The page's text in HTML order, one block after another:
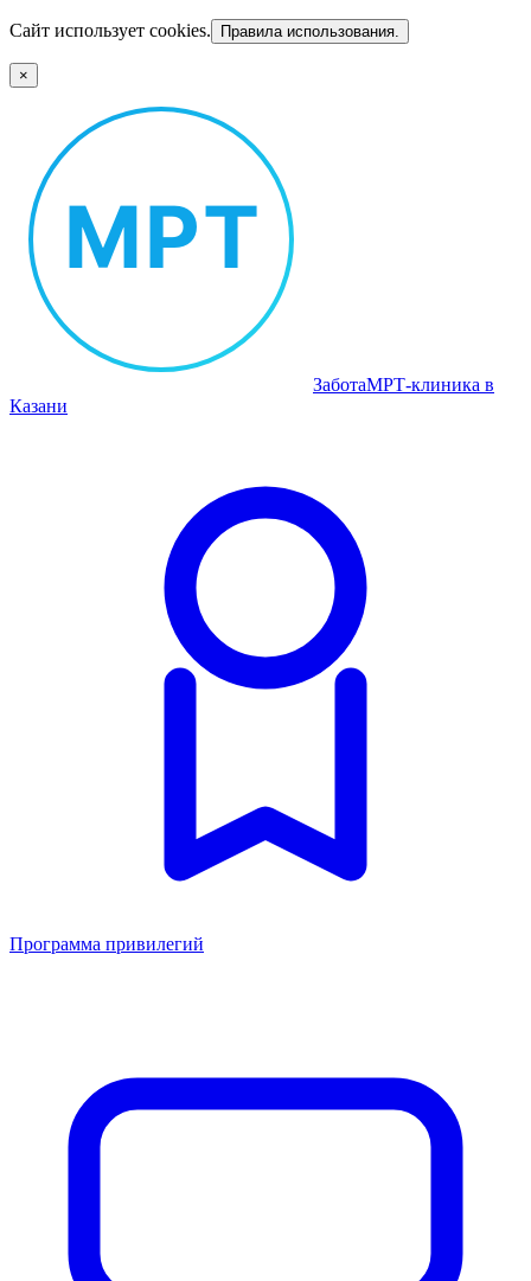
Сайт использует cookies. Правила использования.
×
ЗаботаМРТ‑клиника в
Казани
Программа привилегий